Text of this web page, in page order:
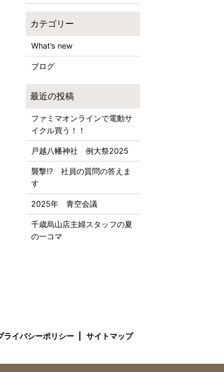
What’s new
ブログ
ファミマオンラインで電動サ
イクル買う！！
戸越八幡神社 例大祭2025
襲撃⁉ 社員の質問の答えま
す
2025年 青空会議
千歳烏山店主婦スタッフの夏
の一コマ
ライバシーポリシー サイトマップ